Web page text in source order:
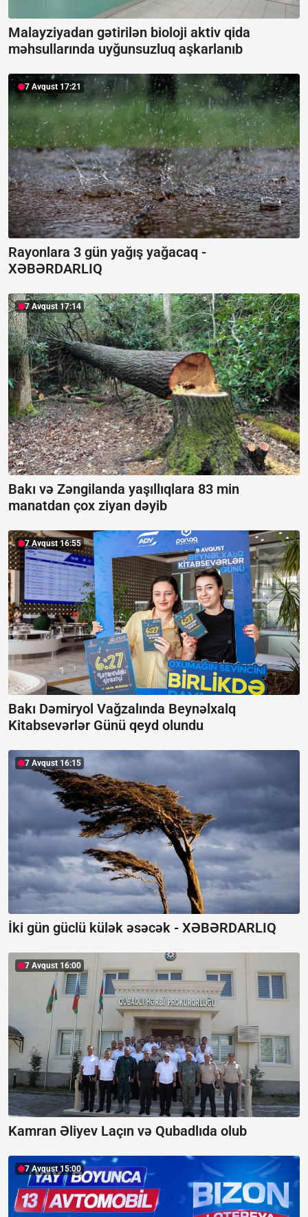
Malayziyadan gətirilən bioloji aktiv qida
məhsullarında uyğunsuzluq aşkarlanıb
7 Avqust 17:21
Rayonlara 3 gün yağış yağacaq -
XƏBƏRDARLIQ
7 Avqust 17:14
Bakı və Zəngilanda yaşıllıqlara 83 min
manatdan çox ziyan dəyib
7 Avqust 16:55
Bakı Dəmiryol Vağzalında Beynəlxalq
Kitabsevərlər Günü qeyd olundu
7 Avqust 16:15
İki gün güclü külək əsəcək - XƏBƏRDARLIQ
7 Avqust 16:00
Kamran Əliyev Laçın və Qubadlıda olub
7 Avqust 15:00